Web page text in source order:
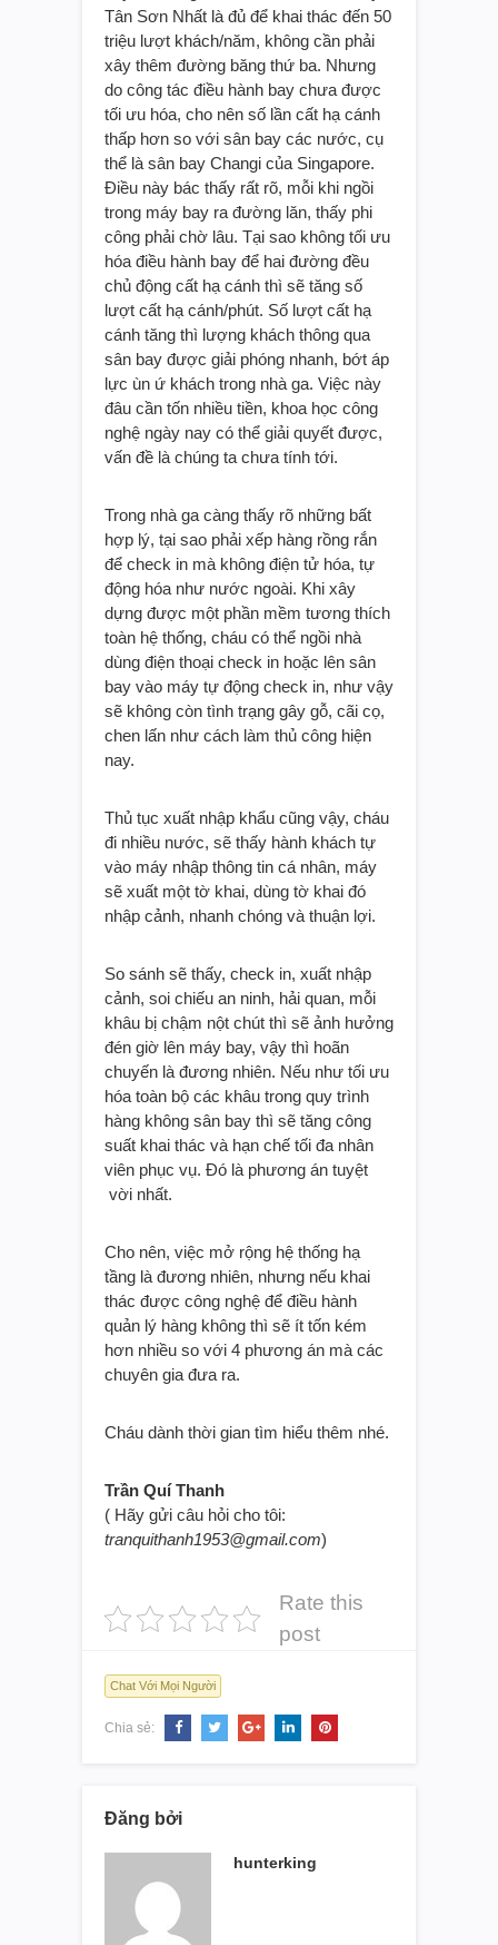
Tân Sơn Nhất là đủ để khai thác đến 50
triệu lượt khách/năm, không cần phải
xây thêm đường băng thứ ba. Nhưng
do công tác điều hành bay chưa được
tối ưu hóa, cho nên số lần cất hạ cánh
thấp hơn so với sân bay các nước, cụ
thể là sân bay Changi của Singapore.
Điều này bác thấy rất rõ, mỗi khi ngồi
trong máy bay ra đường lăn, thấy phi
công phải chờ lâu. Tại sao không tối ưu
hóa điều hành bay để hai đường đều
chủ động cất hạ cánh thì sẽ tăng số
lượt cất hạ cánh/phút. Số lượt cất hạ
cánh tăng thì lượng khách thông qua
sân bay được giải phóng nhanh, bớt áp
lực ùn ứ khách trong nhà ga. Việc này
đâu cần tốn nhiều tiền, khoa học công
nghệ ngày nay có thể giải quyết được,
vấn đề là chúng ta chưa tính tới.
Trong nhà ga càng thấy rõ những bất
hợp lý, tại sao phải xếp hàng rồng rắn
để check in mà không điện tử hóa, tự
động hóa như nước ngoài. Khi xây
dựng được một phần mềm tương thích
toàn hệ thống, cháu có thể ngồi nhà
dùng điện thoại check in hoặc lên sân
bay vào máy tự động check in, như vậy
sẽ không còn tình trạng gây gỗ, cãi cọ,
chen lấn như cách làm thủ công hiện
nay.
Thủ tục xuất nhập khẩu cũng vậy, cháu
đi nhiều nước, sẽ thấy hành khách tự
vào máy nhập thông tin cá nhân, máy
sẽ xuất một tờ khai, dùng tờ khai đó
nhập cảnh, nhanh chóng và thuận lợi.
So sánh sẽ thấy, check in, xuất nhập
cảnh, soi chiếu an ninh, hải quan, mỗi
khâu bị chậm nột chút thì sẽ ảnh hưởng
đén giờ lên máy bay, vậy thì hoãn
chuyến là đương nhiên. Nếu như tối ưu
hóa toàn bộ các khâu trong quy trình
hàng không sân bay thì sẽ tăng công
suất khai thác và hạn chế tối đa nhân
viên phục vụ. Đó là phương án tuyệt
vời nhất.
Cho nên, việc mở rộng hệ thống hạ
tầng là đương nhiên, nhưng nếu khai
thác được công nghệ để điều hành
quản lý hàng không thì sẽ ít tốn kém
hơn nhiều so với 4 phương án mà các
chuyên gia đưa ra.
Cháu dành thời gian tìm hiểu thêm nhé.
Trần Quí Thanh
( Hãy gửi câu hỏi cho tôi:
tranquithanh1953@gmail.com)
Rate this
post
Chat Với Mọi Người
Chia sẻ:
Đăng bởi
hunterking